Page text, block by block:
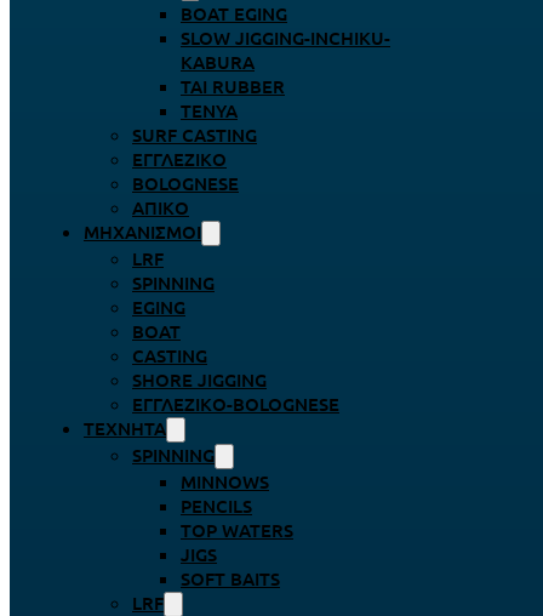
BOAT EGING
SLOW JIGGING-INCHIKU-
KABURA
TAI RUBBER
TENYA
SURF CASTING
ΕΓΓΛΈΖΙΚΟ
BOLOGNESE
ΑΠΊΚΟ
ΜΗΧΑΝΙΣΜΟΊ
LRF
SPINNING
EGING
BOAT
CASTING
SHORE JIGGING
ΕΓΓΛΈΖΙΚΟ-BOLOGNESE
ΤΕΧΝΗΤΆ
SPINNING
MINNOWS
PENCILS
TOP WATERS
JIGS
SOFT BAITS
LRF